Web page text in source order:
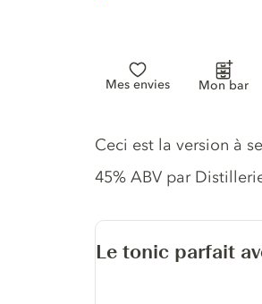
Mes envies Mon bar
Description du gin
Ceci est la version à
45% ABV par
Le tonic parfait